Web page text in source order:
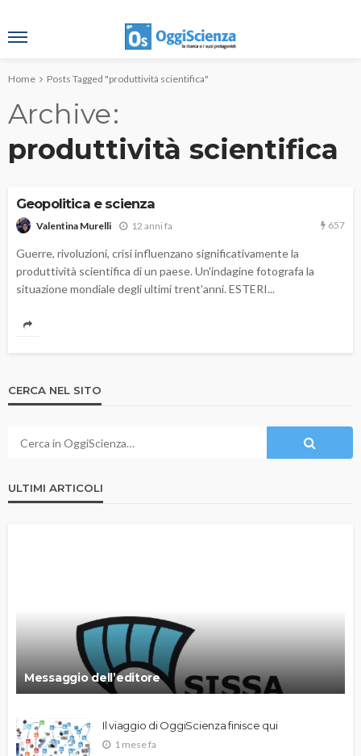
Home Posts Tagged "produttività scientifica"
Archive
produttività scientifica
Geopolitica e scienza
Valentina Murelli 12 anni fa 657
Guerre, rivoluzioni, crisi influenzano significativamente la
produttività scientifica di un paese. Un'indagine fotografa la
situazione mondiale degli ultimi trent'anni. ESTERI...
CERCA NEL SITO
ULTIMI ARTICOLI
Messaggio dell’editore
Il viaggio di OggiScienza finisce qui
1 mese fa